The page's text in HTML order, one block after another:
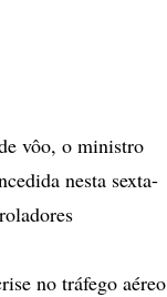
vôo, o ministro
nesta sexta-
no tráfego aéreo